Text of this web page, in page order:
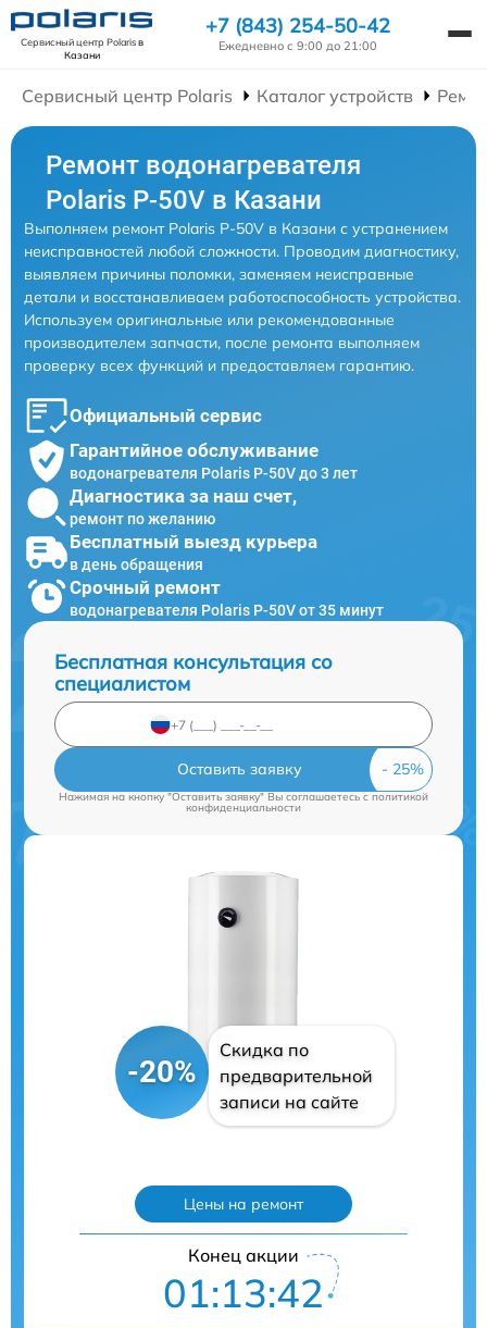
Сервисный центр Polarisв
Казани
+7 (843) 254-50-42
Ежедневно с 9:00 до 21:00
Сервисный центр Polaris Каталог устройств
Ремонт водонагревателя
Polaris P-50V в Казани
Выполняем ремонт Polaris P-50V в Казани с устранением
неисправностей любой сложности. Проводим диагностику,
выявляем причины поломки, заменяем неисправные
детали и восстанавливаем работоспособность устройства.
Используем оригинальные или рекомендованные
производителем запчасти, после ремонта выполняем
проверку всех функций и предоставляем гарантию.
Официальный сервис
Гарантийное обслуживание
водонагревателя Polaris P-50V до 3 лет
Диагностика за наш счет,
ремонт по желанию
Бесплатный выезд курьера
в день обращения
Срочный ремонт
водонагревателя Polaris P-50V от 35 минут
Бесплатная консультация со
специалистом
Оставить заявку
Нажимая на кнопку "Оставить заявку" Вы соглашаетесь cполитикой
конфиденциальности
-20%
Скидка по
предварительной
записи на сайте
Цены на ремонт
Конец акции
01:13:41